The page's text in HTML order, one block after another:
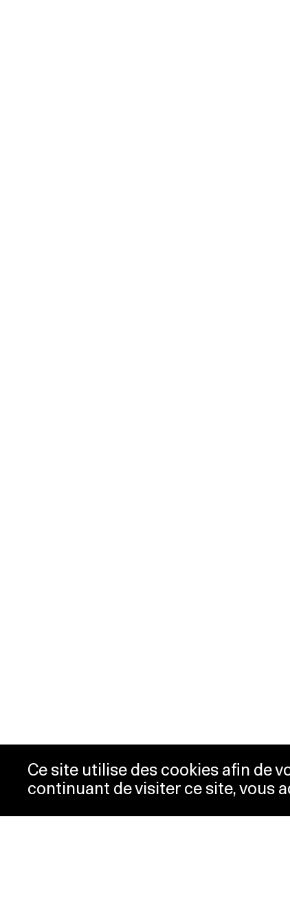
Ce site utilise des cookies afin de
continuant de visiter ce site, vous